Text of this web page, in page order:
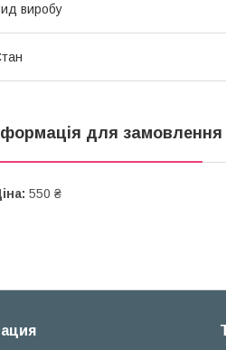
виробу
для замовлення
550 ₴